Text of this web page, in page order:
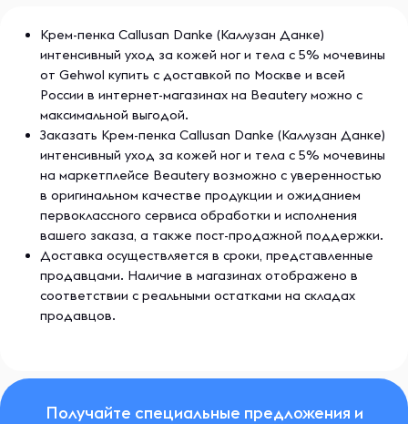
Крем-пенка Callusan Danke (Каллузан Данке)
интенсивный уход за кожей ног и тела с 5% мочевины
от Gehwol купить с доставкой по Москве и всей
России в интернет-магазинах на Beautery можно с
максимальной выгодой.
Заказать Крем-пенка Callusan Danke (Каллузан Данке)
интенсивный уход за кожей ног и тела с 5% мочевины
на маркетплейсе Beautery возможно с уверенностью
в оригинальном качестве продукции и ожиданием
первоклассного сервиса обработки и исполнения
вашего заказа, а также пост-продажной поддержки.
Доставка осуществляется в сроки, представленные
продавцами. Наличие в магазинах отображено в
соответствии с реальными остатками на складах
продавцов.
Получайте специальные предложения и